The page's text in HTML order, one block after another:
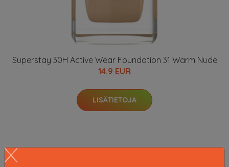
Superstay 30H Active Wear Foundation 31 Warm Nude
14.9 EUR
LISÄTIETOJA